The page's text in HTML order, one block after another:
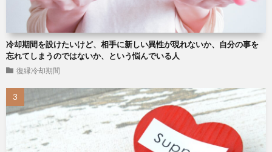
冷却期間を設けたいけど、相手に新しい異性が現れないか、自分の事を
忘れてしまうのではないか、という悩んでいる人
復縁冷却期間